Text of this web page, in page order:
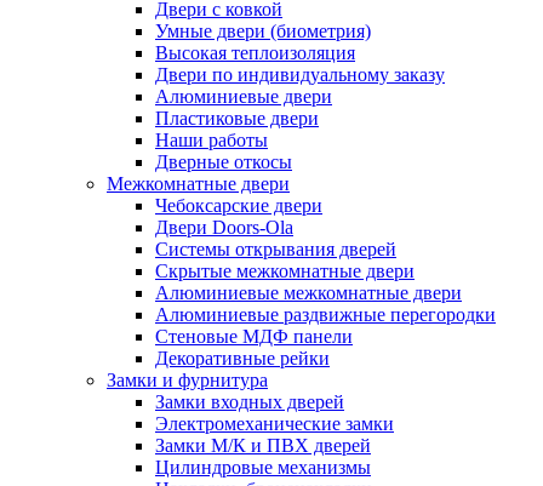
Двери с ковкой
Умные двери (биометрия)
Высокая теплоизоляция
Двери по индивидуальному заказу
Алюминиевые двери
Пластиковые двери
Наши работы
Дверные откосы
Межкомнатные двери
Чебоксарские двери
Двери Doors-Ola
Системы открывания дверей
Скрытые межкомнатные двери
Алюминиевые межкомнатные двери
Алюминиевые раздвижные перегородки
Стеновые МДФ панели
Декоративные рейки
Замки и фурнитура
Замки входных дверей
Электромеханические замки
Замки М/К и ПВХ дверей
Цилиндровые механизмы